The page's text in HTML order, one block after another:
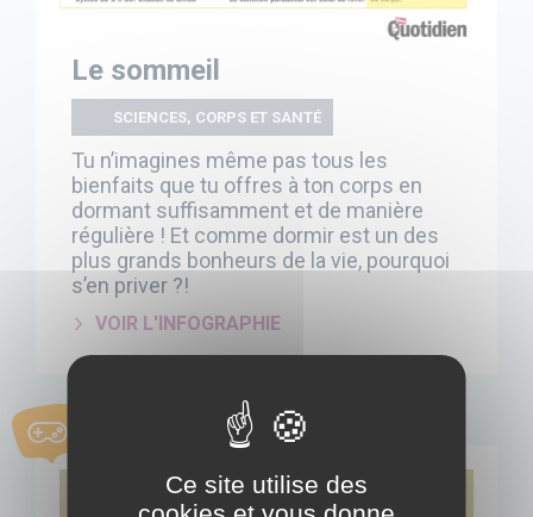
Le sommeil
SCIENCES, CORPS ET SANTÉ
Tu n’imagines même pas tous les
bienfaits que tu offres à ton corps en
dormant suffisamment et de manière
régulière ! Et comme dormir est un des
plus grands bonheurs de la vie, pourquoi
s’en priver ?!
VOIR L'INFOGRAPHIE
Ce site utilise des